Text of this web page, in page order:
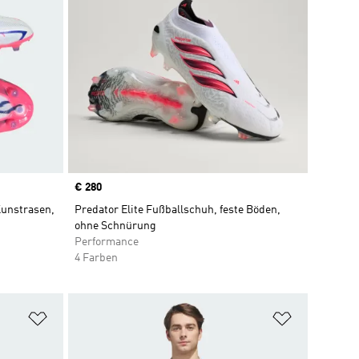
Price
€ 280
Predator Elite Fußballschuh, feste Böden,
ohne Schnürung
Performance
4 Farben
Zur Wunschliste hinzufügen